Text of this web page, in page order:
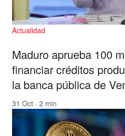
Actualidad
Maduro aprueba 100
financiar créditos
la banca pública de
31 Oct · 2 min